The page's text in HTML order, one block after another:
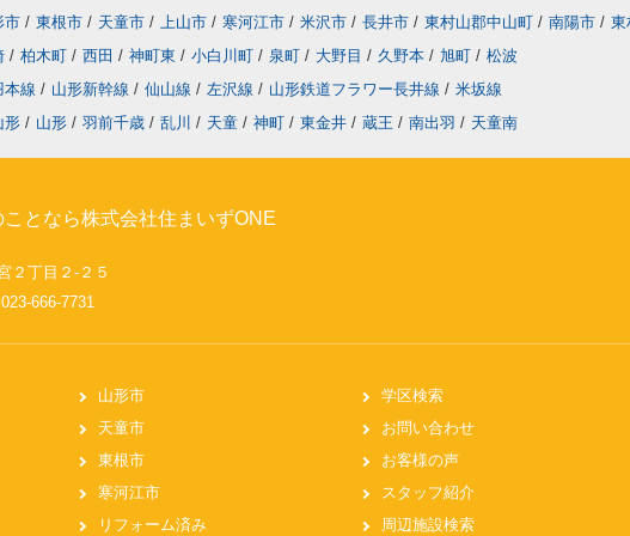
市 / 東根市 / 天童市 / 上山市 / 寒河江市 / 米沢市 / 長井市 / 東村山郡中山町 / 南陽市 / 東
/ 柏木町 / 西田 / 神町東 / 小白川町 / 泉町 / 大野目 / 久野本 / 旭町 / 松波
本線 / 山形新幹線 / 仙山線 / 左沢線 / 山形鉄道フラワー長井線 / 米坂線
形 / 山形 / 羽前千歳 / 乱川 / 天童 / 神町 / 東金井 / 蔵王 / 南出羽 / 天童南
となら株式会社住まいずONE
２丁目２-２５
666-7731
山形市
天童市
東根市
寒河江市
リフォーム済み
学区検索
お問い合わせ
お客様の声
スタッフ紹介
周辺施設検索